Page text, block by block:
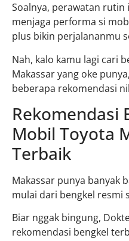
Soalnya, perawatan
menjaga performa si
plus bikin perjalananmu
Nah, kalo kamu lagi cari
Makassar yang oke
beberapa rekomendasi
Rekomendasi
Mobil Toyota
Terbaik
Makassar punya banyak
mulai dari bengkel resmi
Biar nggak bingung,
rekomendasi bengkel